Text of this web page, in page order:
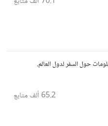
حول السفر لدول العالم.
65.2 ألف متابع